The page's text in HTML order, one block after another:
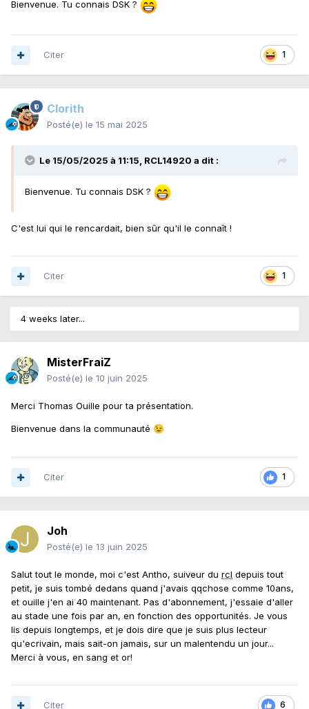
Bienvenue. Tu connais DSK ?
1
Citer
Clorith
Posté(e) le 15 mai 2025
Le 15/05/2025 à 11:15, RCL14920 a dit :
Bienvenue. Tu connais DSK ?
C'est lui qui le rencardait, bien sûr qu'il le connaît !
1
Citer
4 weeks later...
MisterFraiZ
Posté(e) le 10 juin 2025
Merci Thomas Ouille pour ta présentation.
Bienvenue dans la communauté 😉
1
Citer
Joh
Posté(e) le 13 juin 2025
Salut tout le monde, moi c'est Antho, suiveur du rcl depuis tout
petit, je suis tombé dedans quand j'avais qqchose comme 10ans,
et ouille j'en ai 40 maintenant. Pas d'abonnement, j'essaie d'aller
au stade une fois par an, en fonction des opportunités. Je vous
lis depuis longtemps, et je dois dire que je suis plus lecteur
qu'ecrivain, mais sait-on jamais, sur un malentendu un jour...
Merci à vous, en sang et or!
6
Citer